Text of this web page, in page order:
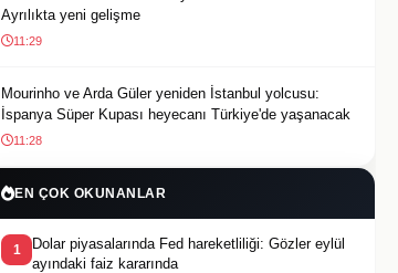
Ayrılıkta yeni gelişme
11:29
Mourinho ve Arda Güler yeniden İstanbul yolcusu:
İspanya Süper Kupası heyecanı Türkiye'de yaşanacak
11:28
EN ÇOK OKUNANLAR
1
Dolar piyasalarında Fed hareketliliği: Gözler eylül
ayındaki faiz kararında